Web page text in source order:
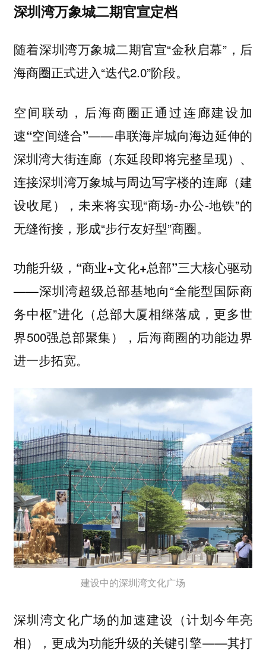
深圳湾万象城二期官宣定档
随着深圳湾万象城二期官宣“金秋启幕”，后
海商圈正式进入“迭代2.0”阶段。
空间联动，后海商圈正通过连廊建设加
速“空间缝合”——串联海岸城向海边延伸的
深圳湾大街连廊（东延段即将完整呈现）、
连接深圳湾万象城与周边写字楼的连廊（建
设收尾），未来将实现“商场-办公-地铁”的
无缝衔接，形成“步行友好型”商圈。
功能升级，“商业+文化+总部”三大核心驱动
——深圳湾超级总部基地向“全能型国际商
务中枢”进化（总部大厦相继落成，更多世
界500强总部聚集），后海商圈的功能边界
进一步拓宽。
建设中的深圳湾文化广场
深圳湾文化广场的加速建设（计划今年亮
相），更成为功能升级的关键引擎——其打